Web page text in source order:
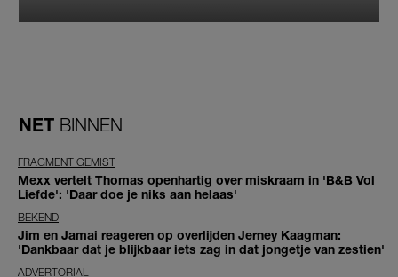
NET BINNEN
FRAGMENT GEMIST
Mexx vertelt Thomas openhartig over miskraam in 'B&B Vol
Liefde': 'Daar doe je niks aan helaas'
BEKEND
Jim en Jamai reageren op overlijden Jerney Kaagman:
'Dankbaar dat je blijkbaar iets zag in dat jongetje van zestien'
ADVERTORIAL